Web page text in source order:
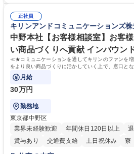
幅広く経験を積みたい意欲がある方に最適な環境です。
務・人事】未経験歓迎/日立グループ/組織運
指す
のご経験 ■労務管理（給与計算・社会保険手
■衛生管理者の資格をお持ちの方 学歴・資格 学歴：大学院 大学 高専 短大
専修学校 高校 語学力： 資格：
正社員
キリンアンドコミュニケーションズ
中野本社【お客様相談室】お客
い商品づくりへ貢献 インバウン
≪★コミュニケーションを通してキリンのファンを
をより良い商品づくりに活かしていく上で、窓口と
月給
30万円
勤務地
東京都中野区
業界未経験歓迎
年間休日120日以上
賞与あり
交通費支給 土日祝休み 寮